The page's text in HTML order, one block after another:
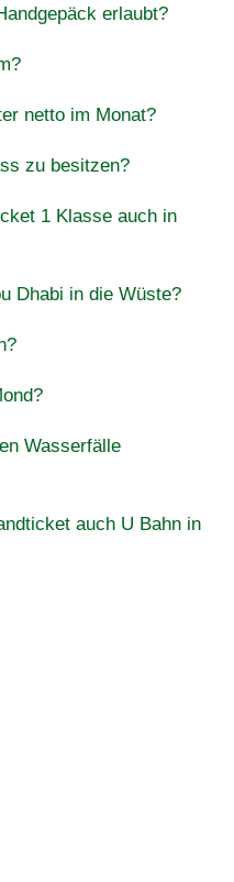
erlaubt?
netto im Monat?
zu besitzen?
1 Klasse auch in
Dhabi in die Wüste?
Wasserfälle
auch U Bahn in